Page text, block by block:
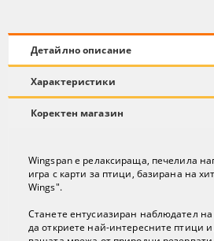
Детайлно описание
Характеристики
Коректен магазин
Wingspan е релаксираща, печелила
игра с карти за птици, базирана на
Wings".
Станете ентусиазиран наблюдател
да откриете най-интересните птици